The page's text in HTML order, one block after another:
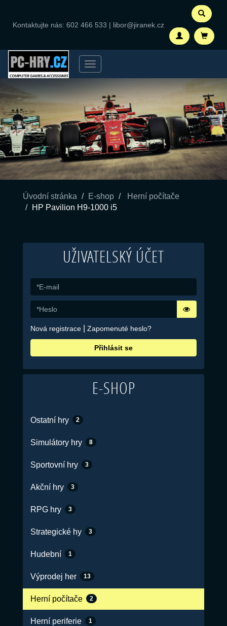
Kontaktujte nás: 602 466 533 | libor@jiranek.cz
Menu
Úvodní stránka E-shop
Herní počítače
HP Pavilion H9-1000 i5
UŽIVATELSKÝ ÚČET
Nová registrace Zapomenuté heslo?
Přihlásit se
E-SHOP
Ostatní hry 2
Simulátory hry 8
Sportovní hry 3
Akční hry 3
RPG hry 3
Strategické hy 3
Hudební 1
Výprodej her 13
Herní počítače 2
Herní periferie 1